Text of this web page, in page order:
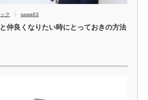
ク sawa63
仲良くなりたい時にとっておきの方法